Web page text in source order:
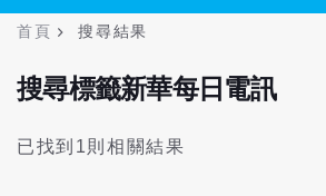
首頁 搜尋結果
搜尋標籤新華每日電訊
已找到1則相關結果